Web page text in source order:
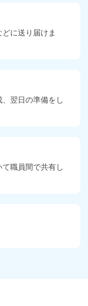
に送り届けま
翌日の準備をし
職員間で共有し